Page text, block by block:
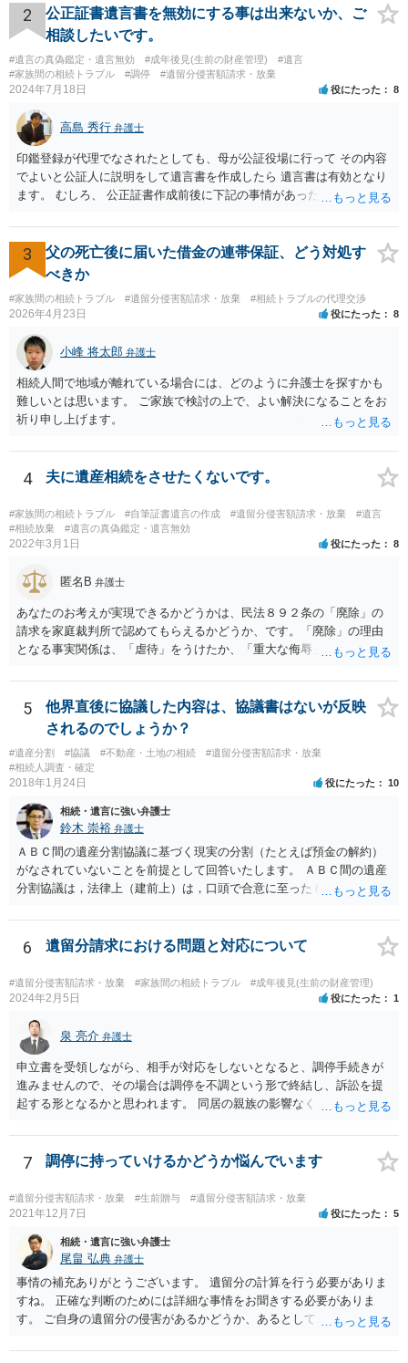
ってみましょう。 その上で、一般論として回答するなら、和解案と判
決は（ケースによって程度の差はあっても）食い違うことが多いで
す。 金額は適当ですが、例えば判決で１００万円支払え、という結論
になりそうな場合、 そのまま１００万円を和解案として提示しても、
判決と変わらないなら払う側としてはあまり和解に応じようという気
のまま判決で１００万円支払いとなるより、７０万円でまとめた方が
マシ」ということで、 合意の可能性が出てきます。 応じるかどうか
は、判決になったらどうなりそうか、という点についての検討が不可
欠ですので、 初めに述べた通り、代理人と相談するか、資料を持って
面談相談に行ってみることをお勧めします。
2
公正証書遺言書を無効にする事は出来ないか、ご
相談したいです。
#遺言の真偽鑑定・遺言無効 #成年後見(生前の財産管理)
#遺言
#家族間の相続トラブル
#調停 #遺留分侵害額請求・放棄
2024年7月18日 役にたった 8
高島 秀行 弁護士
印鑑登録が代理でなされたとしても、母が公証役場に行って その内容
でよいと公証人に説明をして遺言書を作成したら 遺言書は有効となり
ます。 むしろ、 公正証書作成前後に下記の事情があったことが証明で
月に携帯が新しくなった母からの第一声は「ここにいたら殺される」
「面会に来てくれ」で、長男に聞くと「面会は出来ない。俺は携帯電
話の使い方を教える為に会っている」「母の話は聞かなくて良い」と
電話が切れました。その後の電話でも「食事に毒が入っている」「体
にチップが埋められている」等、おかしかったです。 当時の診療記
録、介護認定の資料、介護記録を取得して 弁護士に面談で相談された
方がよいと思います。
3
父の死亡後に届いた借金の連帯保証、どう対処す
べきか
#家族間の相続トラブル #遺留分侵害額請求・放棄 #相続トラブルの代理交渉
2026年4月23日 役にたった 8
小峰 将太郎 弁護士
相続人間で地域が離れている場合には、どのように弁護士を探すかも
難しいとは思います。 ご家族で検討の上で、よい解決になることをお
祈り申し上げます。
4 夫に遺産相続をさせたくないです。
#家族間の相続トラブル #自筆証書遺言の作成 #遺留分侵害額請求・放棄
#遺言
#相続放棄
#遺言の真偽鑑定・遺言無効
2022年3月1日 役にたった 8
匿名B 弁護士
あなたのお考えが実現できるかどうかは、民法８９２条の「廃除」の
請求を家庭裁判所で認めてもらえるかどうか、です。「廃除」の理由
となる事実関係は、「虐待」をうけたか、「重大な侮辱」を受けた
「廃除」は遺言でも可能です（民法８９３条）。 弁護士に具体的な事
情を話して相談して、「廃除」が可能か、実際に法律相談を受けるこ
とをお勧めします。
5
他界直後に協議した内容は、協議書はないが反映
されるのでしょうか？
#遺産分割 #協議 #不動産・土地の相続
#遺留分侵害額請求・放棄
#相続人調査・確定
2018年1月24日 役にたった 10
相続・遺言に強い弁護士
鈴木 崇裕 弁護士
ＡＢＣ間の遺産分割協議に基づく現実の分割（たとえば預金の解約）
がなされていないことを前提として回答いたします。 ＡＢＣ間の遺産
分割協議は，法律上（建前上）は，口頭で合意に至ったものであって
ん。 また，不動産の名義を移転するためには，遺産分割協議書への署
名捺印を得る必要があります。 したがって，残念ながら，「ＡＢＣ間
の遺産分割協議が有効に成立している」という前提に基づく主張は困
難と思われます。 「ＡＢＣ間の遺産分割協議は未了のまま，ＡとＢが
死亡し，二次相続が発生した」という前提に基づいて協議を進める必
議の内容を前提とした主張をすることが最も有利ですが，ＡＢの相続
人は応じない姿勢を示していることから，実現は困難だと思います。
主張としては維持しつつも，現実的な解決方法（遺産分割協議の落と
しどころ）としては，譲歩することを甘受しなければならないかもし
れません。
6 遺留分請求における問題と対応について
#遺留分侵害額請求・放棄 #家族間の相続トラブル #成年後見(生前の財産管理)
2024年2月5日 役にたった 1
泉 亮介 弁護士
申立書を受領しながら、相手が対応をしないとなると、調停手続きが
進みませんので、その場合は調停を不調という形で終結し、訴訟を提
起する形となるかと思われます。 同居の親族の影響なく、というのは
め、後からひっくり返すということは難しくなってくるかと思われま
す。 公開相談の場でのご相談については、どうしても限界が出てしま
7 調停に持っていけるかどうか悩んでいます
#遺留分侵害額請求・放棄 #生前贈与 #遺留分侵害額請求・放棄
2021年12月7日 役にたった 5
相続・遺言に強い弁護士
尾畠 弘典 弁護士
事情の補充ありがとうございます。 遺留分の計算を行う必要がありま
すね。 正確な判断のためには詳細な事情をお聞きする必要がありま
す。 ご自身の遺留分の侵害があるかどうか、あるとしてどの程度の金
相談されるのが良いと思います。